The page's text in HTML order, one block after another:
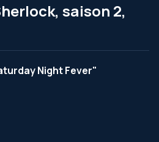
saison 2,
Night Fever"